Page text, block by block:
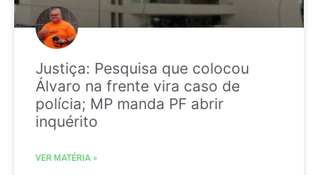
Justiça: Pesquisa que colocou
Álvaro na frente vira caso de
polícia; MP manda PF abrir
inquérito
VER MATÉRIA »